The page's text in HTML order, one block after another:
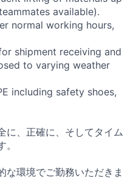
available).
normal working hours,
shipment receiving and
to varying weather
including safety shoes,
に、正確に、そしてタイム
な環境でご勤務いただきま